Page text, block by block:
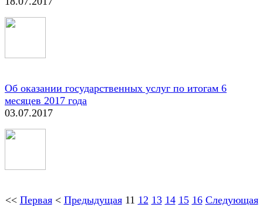
Об оказании государственных услуг по итогам 6
месяцев 2017 года
03.07.2017
<< Первая< Предыдущая 11 12 13 14 15 16 Следующая